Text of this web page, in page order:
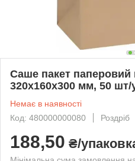
Саше пакет
320х160х300 мм, 50 шт/
Немає в наявності
Код: 480000000080
Роздріб
188,50 ₴/